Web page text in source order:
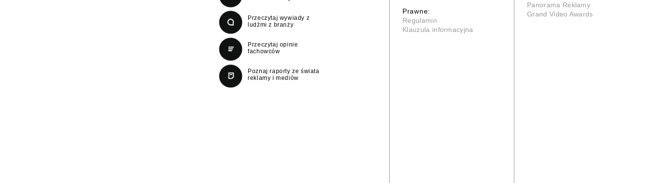
Przeczytaj wywiady z
ludźmi z branży
Przeczytaj opinie
fachowców
Poznaj raporty ze świata
reklamy i mediów
Prawne:
Regulamin
Klauzula informacyjna
Panorama Reklamy
Grand Video Awards